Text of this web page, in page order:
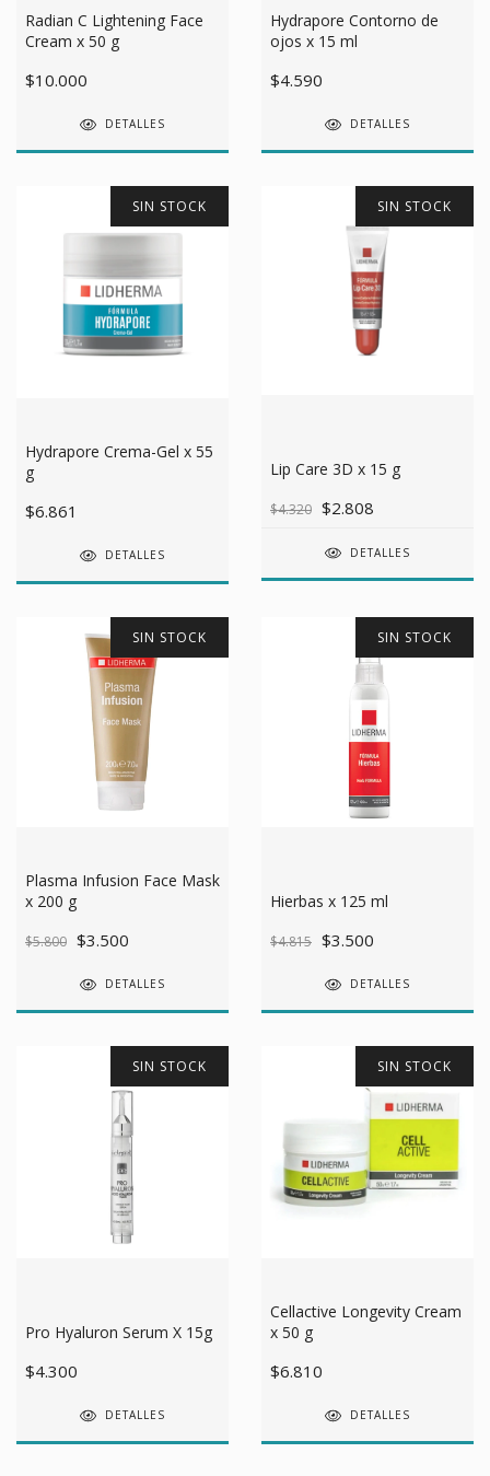
Radian C Lightening Face
Cream x 50 g
$10.000
DETALLES
Hydrapore Contorno de
ojos x 15 ml
$4.590
DETALLES
SIN STOCK
Hydrapore Crema-Gel x 55
g
$6.861
DETALLES
SIN STOCK
Lip Care 3D x 15 g
$4.320 $2.808
DETALLES
SIN STOCK
Plasma Infusion Face Mask
x 200 g
$5.800 $3.500
DETALLES
SIN STOCK
Hierbas x 125 ml
$4.815 $3.500
DETALLES
SIN STOCK
Pro Hyaluron Serum X 15g
$4.300
DETALLES
SIN STOCK
Cellactive Longevity Cream
x 50 g
$6.810
DETALLES